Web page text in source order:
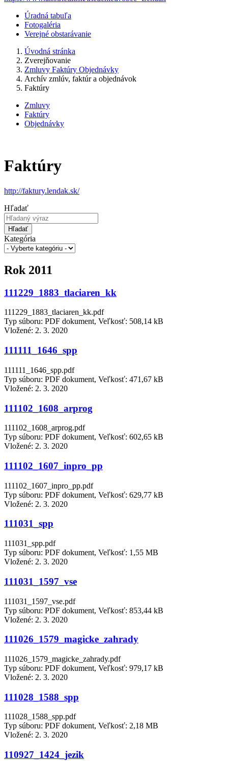
Úradná tabuľa
Fotogaléria
Verejné obstarávanie
Úvodná stránka
Zverejňovanie
Zmluvy Faktúry Objednávky
Archív zmlúv, faktúr a objednávok
Faktúry
Zmluvy
Faktúry
Objednávky
Faktúry
http://faktury.lendak.sk/
Hľadať
Hľadať
Kategória
Rok 2011
111229_1883_tlaciaren_kk
111229_1883_tlaciaren_kk.pdf
Typ súboru: PDF dokument, Veľkosť: 508,14 kB
Vložené: 2. 3. 2020
111111_1646_spp
111111_1646_spp.pdf
Typ súboru: PDF dokument, Veľkosť: 471,67 kB
Vložené: 2. 3. 2020
111102_1608_arprog
111102_1608_arprog.pdf
Typ súboru: PDF dokument, Veľkosť: 602,65 kB
Vložené: 2. 3. 2020
111102_1607_inpro_pp
111102_1607_inpro_pp.pdf
Typ súboru: PDF dokument, Veľkosť: 629,77 kB
Vložené: 2. 3. 2020
111031_spp
111031_spp.pdf
Typ súboru: PDF dokument, Veľkosť: 1,55 MB
Vložené: 2. 3. 2020
111031_1597_vse
111031_1597_vse.pdf
Typ súboru: PDF dokument, Veľkosť: 853,44 kB
Vložené: 2. 3. 2020
111026_1579_magicke_zahrady
111026_1579_magicke_zahrady.pdf
Typ súboru: PDF dokument, Veľkosť: 979,17 kB
Vložené: 2. 3. 2020
111028_1588_spp
111028_1588_spp.pdf
Typ súboru: PDF dokument, Veľkosť: 2,18 MB
Vložené: 2. 3. 2020
110927_1424_jezik